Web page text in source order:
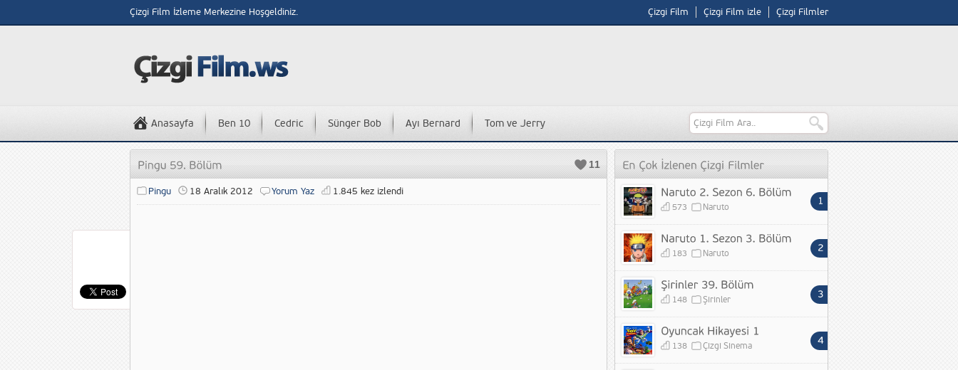
Çizgi Film İzleme Merkezine Hoşgeldiniz. Çizgi Film Çizgi Film izle Çizgi Filmler
Anasayfa Ben 10 Cedric Sünger Bob Ayı Bernard Tom ve Jerry
11
Pingu 18 Aralık 2012 Yorum Yaz 1.845 kez izlendi
573 Naruto
183 Naruto
148 Şirinler
138 Çizgi Sinema